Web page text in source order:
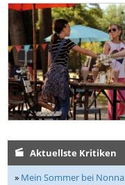
Aktuellste Kritiken
» Mein Sommer bei Nonna